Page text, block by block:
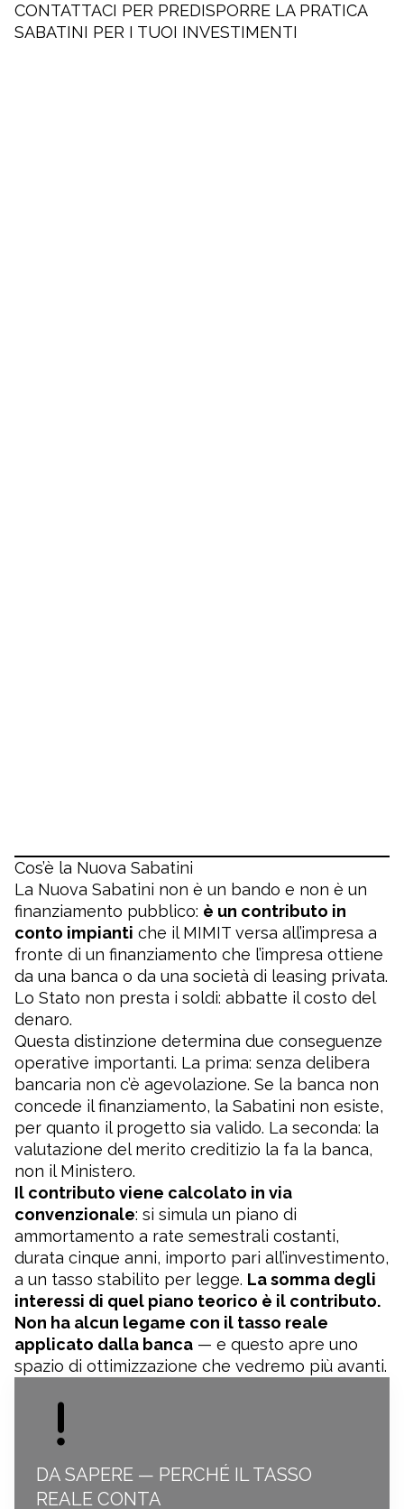
CONTATTACI PER PREDISPORRE LA PRATICA
SABATINI PER I TUOI INVESTIMENTI
Cos’è la Nuova Sabatini
La Nuova Sabatini non è un bando e non è un
finanziamento pubblico: è un contributo in
conto impianti che il MIMIT versa all’impresa a
fronte di un finanziamento che l’impresa ottiene
da una banca o da una società di leasing privata.
Lo Stato non presta i soldi: abbatte il costo del
denaro.
Questa distinzione determina due conseguenze
operative importanti. La prima: senza delibera
bancaria non c’è agevolazione. Se la banca non
concede il finanziamento, la Sabatini non esiste,
per quanto il progetto sia valido. La seconda: la
valutazione del merito creditizio la fa la banca,
non il Ministero.
Il contributo viene calcolato in via
convenzionale: si simula un piano di
ammortamento a rate semestrali costanti,
durata cinque anni, importo pari all’investimento,
a un tasso stabilito per legge. La somma degli
interessi di quel piano teorico è il contributo.
Non ha alcun legame con il tasso reale
applicato dalla banca — e questo apre uno
spazio di ottimizzazione che vedremo più avanti.
DA SAPERE — PERCHÉ IL TASSO
REALE CONTA